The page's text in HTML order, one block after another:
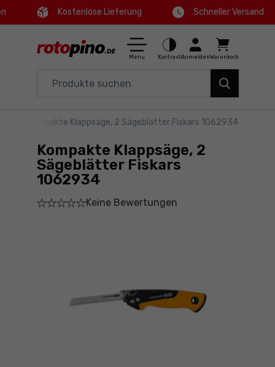
Hauptmenü
Informationen zum Produkt
Kaufen
Ausführliche Informationen
Kostenlose Lieferung Schneller Versand
Menu KontrastAnmeldenWarenkorb
Haus und Garten
Angebote
Kompakte Klappsäge, 2 Sägeblätter Fiskars 1062934
Kompakte Klappsäge, 2
Sägeblätter Fiskars
1062934
Keine Bewertungen